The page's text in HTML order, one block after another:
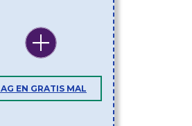
EN GRATIS MAL